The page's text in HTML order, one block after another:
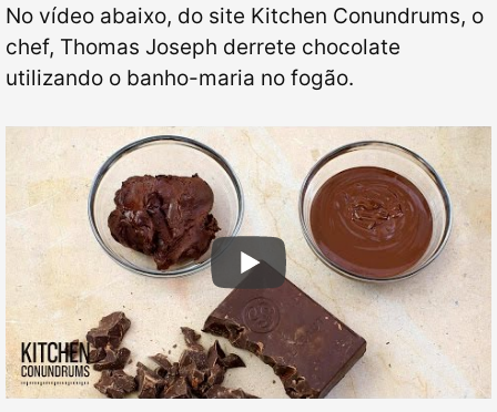
No vídeo abaixo, do site Kitchen Conundrums, o
chef, Thomas Joseph derrete chocolate
utilizando o banho-maria no fogão.